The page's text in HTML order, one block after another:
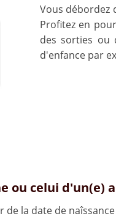
Vous débordez
Profitez en
des sorties ou
d'enfance par
ou celui d'un(e)
de la date de